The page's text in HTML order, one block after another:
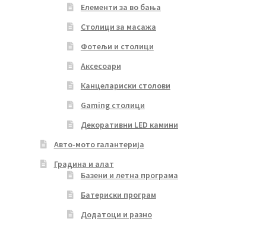
Елементи за во бања
Столици за масажа
Фотељи и столици
Аксесоари
Канцелариски столови
Gaming столици
Декоративни LED камини
Авто-мото галантерија
Градина и алат
Базени и летна програма
Батериски програм
Додатоци и разно